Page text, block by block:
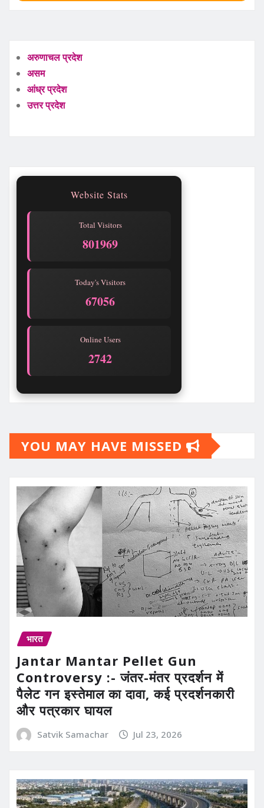
अरुणाचल प्रदेश
असम
आंध्र प्रदेश
उत्तर प्रदेश
Website Stats
Total Visitors
801969
Today's Visitors
67056
Online Users
2742
YOU MAY HAVE MISSED
भारत
Jantar Mantar Pellet Gun
Controversy :- जंतर-मंतर प्रदर्शन में
पैलेट गन इस्तेमाल का दावा, कई प्रदर्शनकारी
और पत्रकार घायल
Satvik Samachar Jul 23, 2026